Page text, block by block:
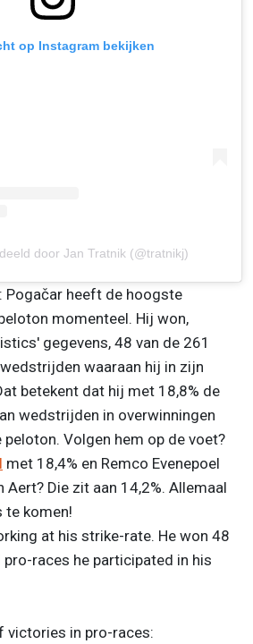
op Instagram bekijken
door Jan Tratnik (@tratnikj)
Pogačar heeft de hoogste
momenteel. Hij won,
gegevens, 48 van de 261
waaraan hij in zijn
betekent dat hij met 18,8% de
wedstrijden in overwinningen
peloton. Volgen hem op de voet?
met 18,4% en Remco Evenepoel
Aert? Die zit aan 14,2%. Allemaal
komen!
at his strike-rate. He won 48
races he participated in his
in pro-races: